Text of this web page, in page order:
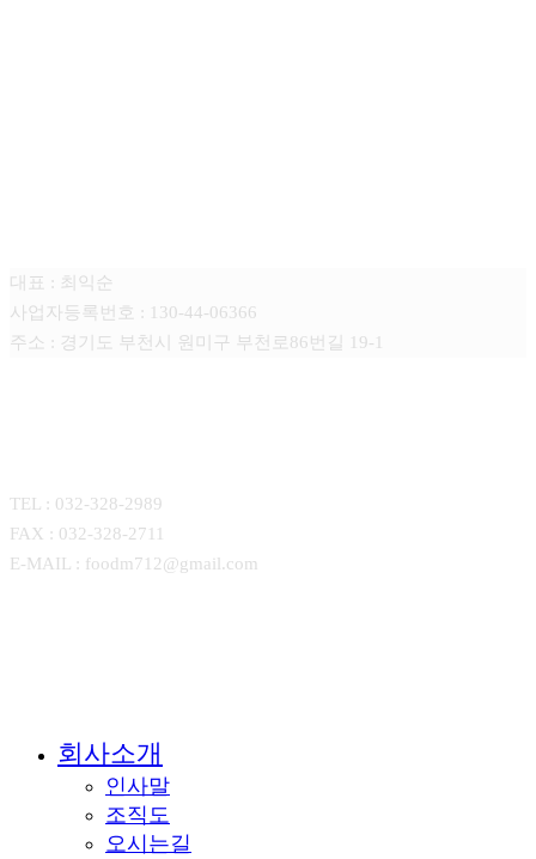
대표 : 최익순
사업자등록번호 : 130-44-06366
주소 : 경기도 부천시 원미구 부천로86번길 19-1
TEL : 032-328-2989
FAX : 032-328-2711
E-MAIL : foodm712@gmail.com
Menu
회사소개
인사말
조직도
오시는길